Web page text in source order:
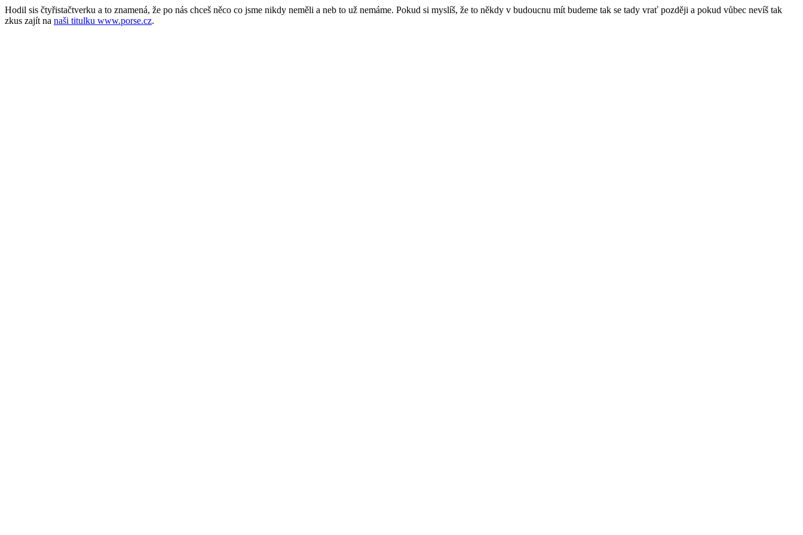
Hodil sis čtyřistačtverku a to znamená, že po nás chceš něco co jsme nikdy neměli a neb to už nemáme. Pokud si myslíš, že to někdy v budoucnu mít budeme tak se tady vrať později a pokud vůbec nevíš tak
zkus zajít na naši titulku www.porse.cz.